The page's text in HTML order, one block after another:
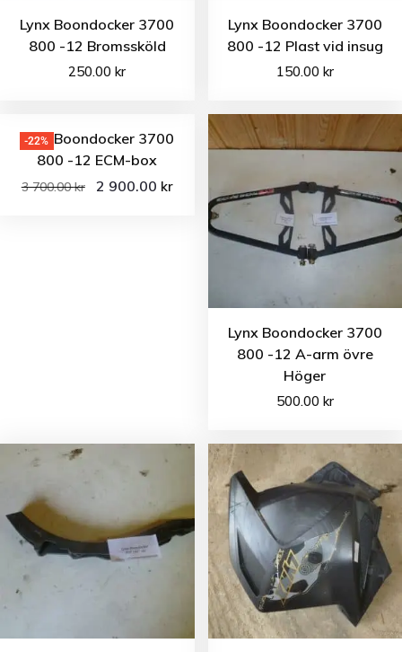
Lynx Boondocker 3700
800 -12 Bromssköld
250.00kr
Lynx Boondocker 3700
800 -12 Plast vid insug
150.00 kr
-22%
Lynx Boondocker 3700
800 -12 ECM-box
3 700.00kr 2 900.00 kr
Lynx Boondocker 3700
800 -12 A-arm övre
Höger
500.00 kr